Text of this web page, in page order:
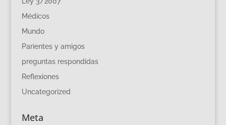
Médicos
Mundo
Parientes y amigos
preguntas respondidas
Reflexiones
Uncategorized
Meta